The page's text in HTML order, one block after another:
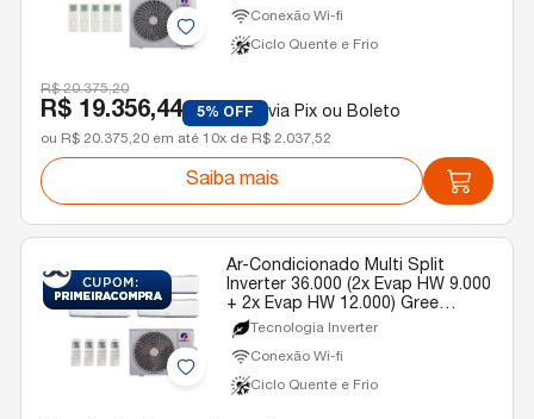
Conexão Wi-fi
Ciclo Quente e Frio
R$ 20.375,20
R$ 19.356,44 5% OFF via Pix ou Boleto
ou R$ 20.375,20 em até 10x de R$ 2.037,52
Saiba mais
Ar-Condicionado Multi Split
Inverter 36.000 (2x Evap HW 9.000
+ 2x Evap HW 12.000) Gree
Quente/Frio R-32 220v
Tecnologia Inverter
Conexão Wi-fi
Ciclo Quente e Frio